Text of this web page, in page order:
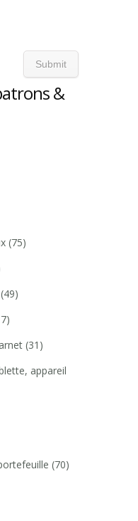
&
(75)
(49)
(31)
appareil
(70)